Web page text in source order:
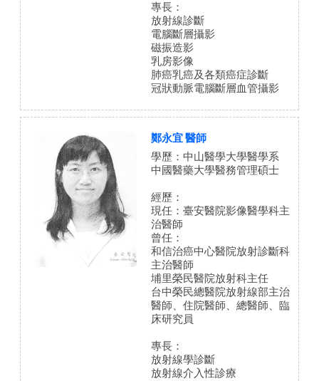
專長：
放射線診斷
電腦斷層攝影
磁振造影
乳房影像
肺癌乳癌及各類癌症診斷
冠狀動脈電腦斷層血管攝影
鄭永宜 醫師
學歷：中山醫學大學醫學系
中國醫藥大學醫務管理碩士
經歷：
現任：臺安醫院影像醫學科主
治醫師
曾任：
和信治癌中心醫院放射診斷科
主治醫師
埔里榮民醫院放射科主任
台中榮民總醫院放射線部主治
醫師、住院醫師、總醫師、臨
床研究員
專長：
放射線學診斷
放射線介入性診療